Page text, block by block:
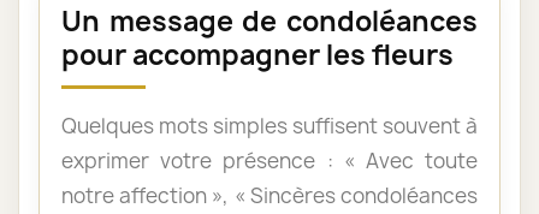
Un message de condoléances
pour accompagner les fleurs
Quelques mots simples suffisent souvent à
exprimer votre présence : « Avec toute
notre affection », « Sincères condoléances